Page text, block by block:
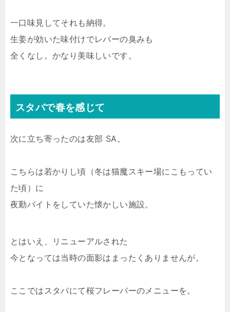
一口味見してそれも納得。
生姜が効いた味付けでレバーの臭みも
全くなし。かなり美味しいです。
スタバで春を感じて
次に立ち寄ったのは友部 SA。
こちらは若かりし頃（冬は猫魔スキー場にこもってい
た頃）に
夜勤バイトをしていた懐かしい施設。
とはいえ、リニューアルされた
今となっては当時の面影はまったくありませんが。
ここではスタバにて桜フレーバーのメニューを。